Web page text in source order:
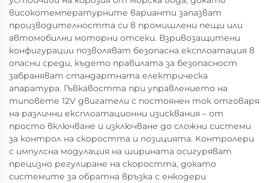
високотемпературните варианти запазват
производителността си в промишлени пещи или
автомобилни моторни отсеки. Взривозащитени
конфигурации позволяват безопасна експлоатация в
опасни среди, където правилата за безопасност
забраняват стандартната електрическа
апаратура. Гъвкавостта при управлението на
типовете 12V двигатели с постоянен ток отговаря
на различни експлоатационни изисквания – от
просто включване и изключване до сложни системи
за контрол на скоростта и позицията. Контролери
с импулсна модулация на ширината осигуряват
прецизно регулиране на скоростта, докато
системите за обратна връзка с енкодери